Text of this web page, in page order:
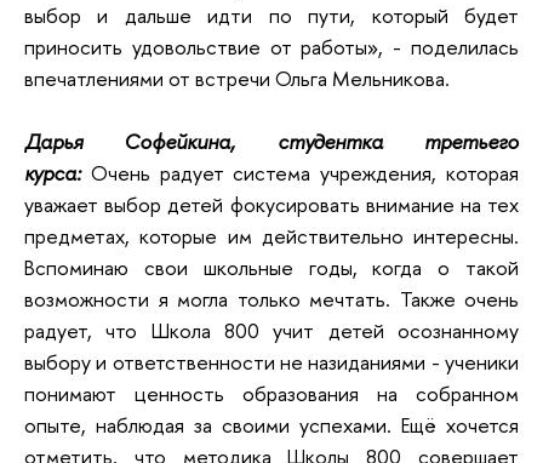
выбор и дальше идти по пути, который будет
приносить удовольствие от работы», - поделилась
впечатлениями от встречи Ольга Мельникова.
Дарья Софейкина, студентка третьего
курса:Очень радует система учреждения, которая
уважает выбор детей фокусировать внимание на тех
предметах, которые им действительно интересны.
Вспоминаю свои школьные годы, когда о такой
возможности я могла только мечтать. Также очень
радует, что Школа 800 учит детей осознанному
выбору и ответственности не назиданиями - ученики
понимают ценность образования на собранном
опыте, наблюдая за своими успехами. Ещё хочется
отметить, что методика Школы 800 совершает